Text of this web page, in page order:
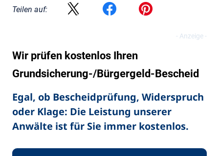
Teilen auf:
Wir prüfen kostenlos Ihren
Grundsicherung-/Bürgergeld-Bescheid
Egal, ob Bescheidprüfung, Widerspruch
oder Klage: Die Leistung unserer
Anwälte ist für Sie immer kostenlos.